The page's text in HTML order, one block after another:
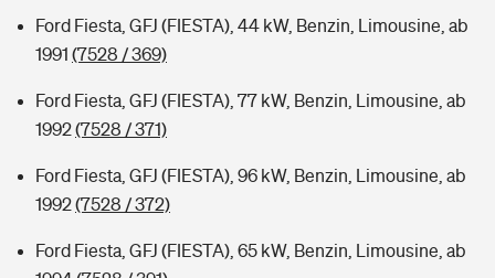
Ford Fiesta, GFJ (FIESTA), 44 kW, Benzin, Limousine, ab
1991 (7528 / 369)
Ford Fiesta, GFJ (FIESTA), 77 kW, Benzin, Limousine, ab
1992(7528 / 371)
Ford Fiesta, GFJ (FIESTA), 96 kW, Benzin, Limousine, ab
1992(7528 / 372)
Ford Fiesta, GFJ (FIESTA), 65 kW, Benzin, Limousine, ab